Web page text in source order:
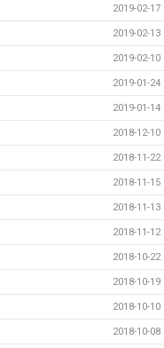
2019-02-17
2019-02-13
2019-02-10
2019-01-24
2019-01-14
2018-12-10
2018-11-22
2018-11-15
2018-11-13
2018-11-12
2018-10-22
2018-10-19
2018-10-10
2018-10-08